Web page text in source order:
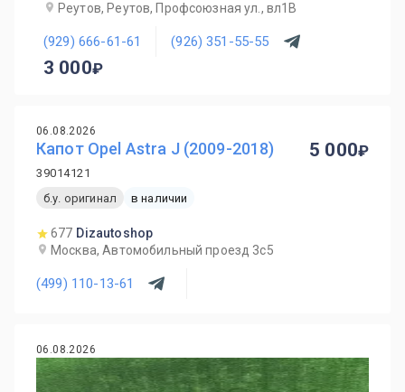
Реутов, Реутов, Профсоюзная ул., вл1В
(929) 666-61-61 (926) 351-55-55
3 000
06.08.2026
Капот Opel Astra J (2009-2018)
39014121
б.у. оригинал
в наличии
677 Dizautoshop
Москва, Автомобильный проезд 3с5
(499) 110-13-61
5 000
06.08.2026